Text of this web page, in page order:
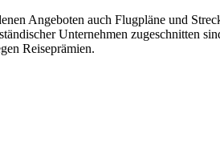
Angeboten auch Flugpläne und
Unternehmen zugeschnitten
Reiseprämien.